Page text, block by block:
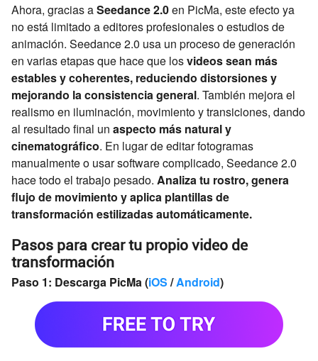
Ahora, gracias aSeedance 2.0en PicMa, este efecto ya
no está limitado a editores profesionales o estudios de
animación. Seedance 2.0 usa un proceso de generación
en varias etapas que hace que losvideos sean más
estables y coherentes, reduciendo distorsiones y
mejorando la consistencia general. También mejora el
realismo en iluminación, movimiento y transiciones, dando
al resultado final un aspecto más natural y
cinematográfico. En lugar de editar fotogramas
manualmente o usar software complicado, Seedance 2.0
hace todo el trabajo pesado. Analiza tu rostro, genera
flujo de movimiento y aplica plantillas de
transformación estilizadas automáticamente.
Pasos para crear tu propio video de
transformación
Paso 1: Descarga PicMa (iOS /Android)